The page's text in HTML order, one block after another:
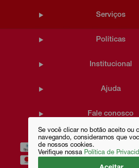
Se você clicar no botão aceito ou
navegando, consideramos que
de nossos cookies.
Verifique nossa Política de
Serviços
Políticas
Institucional
Ajuda
Fale conosco